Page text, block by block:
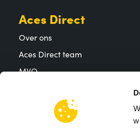
Aces Direct
Over ons
Aces Direct team
MVO